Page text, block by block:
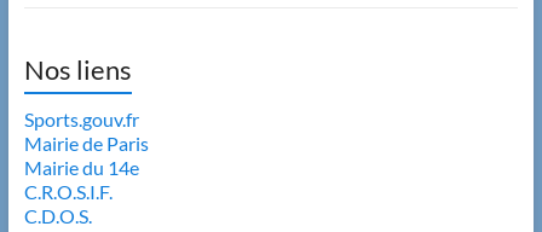
Nos liens
Sports.gouv.fr
Mairie de Paris
Mairie du 14e
C.R.O.S.I.F.
C.D.O.S.